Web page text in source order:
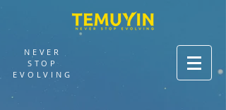
NEVER
STOP
EVOLVING